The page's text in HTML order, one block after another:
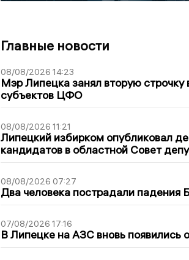
Главные новости
08/08/2026 14:23
Мэр Липецка занял вторую строчку
субъектов ЦФО
08/08/2026 11:21
Липецкий избирком опубликовал
кандидатов в областной Совет
08/08/2026 07:27
Два человека пострадали падения
07/08/2026 17:16
В Липецке на АЗС вновь появились